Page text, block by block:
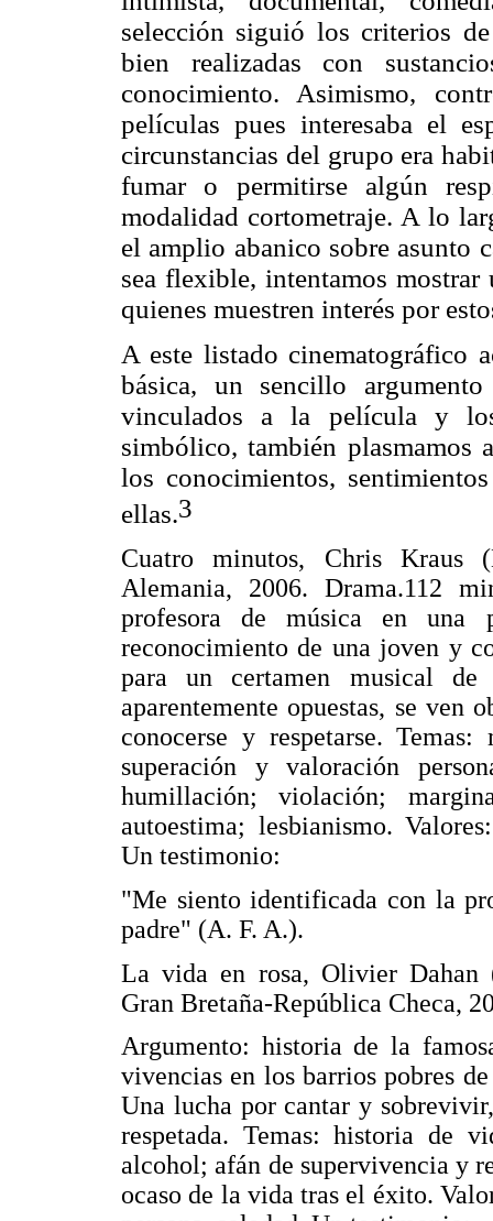
selección siguió los criterios
bien realizadas con
conocimiento. Asimismo,
películas pues interesaba el
circunstancias del grupo era
fumar o permitirse algún
modalidad cortometraje. A lo
el amplio abanico sobre asunto
sea flexible, intentamos
quienes muestren interés por
A este listado cinematográfico
básica, un sencillo
vinculados a la película y
simbólico, también plasmamos
los conocimientos,
ellas.3
Cuatro minutos, Chris Kraus
Alemania, 2006. Drama.112
profesora de música en una
reconocimiento de una joven y
para un certamen musical de
aparentemente opuestas, se ven
conocerse y respetarse.
superación y valoración
humillación; violación;
autoestima; lesbianismo.
Un testimonio:
"Me siento identificada con la
padre" (A. F. A.).
La vida en rosa, Olivier Dahan
Gran Bretaña-República Checa,
Argumento: historia de la
vivencias en los barrios pobres
Una lucha por cantar y
respetada. Temas: historia de
alcohol; afán de supervivencia y
ocaso de la vida tras el éxito.